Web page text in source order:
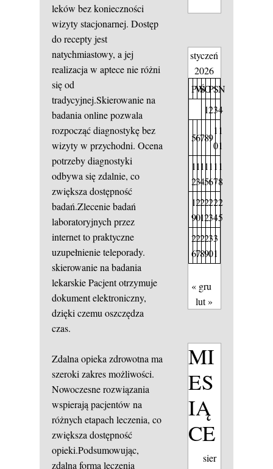
leków bez konieczności
wizyty stacjonarnej. Dostęp
do recepty jest
natychmiastowy, a jej
realizacja w aptece nie różni
się od
tradycyjnej.Skierowanie na
badania online pozwala
rozpocząć diagnostykę bez
wizyty w przychodni. Ocena
potrzeby diagnostyki
odbywa się zdalnie, co
zwiększa dostępność
badań.Zlecenie badań
laboratoryjnych przez
internet to praktyczne
uzupełnienie teleporady.
skierowanie na badania
lekarskiePacjent otrzymuje
dokument elektroniczny,
dzięki czemu oszczędza
czas.
Zdalna opieka zdrowotna ma
szeroki zakres możliwości.
Nowoczesne rozwiązania
wspierają pacjentów na
różnych etapach leczenia, co
zwiększa dostępność
opieki.Podsumowując,
zdalna forma leczenia
styczeń
2026
PW
ŚCPSN
1234
56789
1
0
1
1
1
2
1
3
1
4
1
5
1
6
1
7
1
8
1
9
2
0
2
1
2
2
2
3
2
4
2
5
2
6
2
7
2
8
2
9
3
0
3
1
« gru
lut »
MI
ES
IĄ
CE
sier